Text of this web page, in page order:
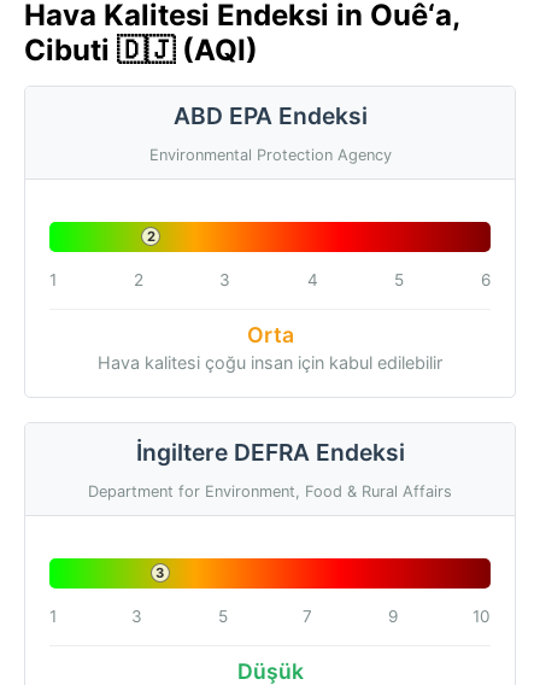
Hava Kalitesi Endeksi in Ouê‘a,
Cibuti 🇩🇯 (AQI)
ABD EPA Endeksi
Environmental Protection Agency
2
1 2 3 4 5 6
Orta
Hava kalitesi çoğu insan için kabul edilebilir
İngiltere DEFRA Endeksi
Department for Environment, Food & Rural Affairs
3
1 3 5 7 9 10
Düşük